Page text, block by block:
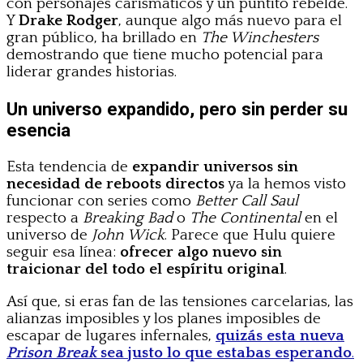
con personajes carismáticos y un puntito rebelde.
YDrake Rodger, aunque algo más nuevo para el
gran público, ha brillado en The Winchesters
demostrando que tiene mucho potencial para
liderar grandes historias.
Un universo expandido, pero sin perder su
esencia
Esta tendencia de expandir universos sin
necesidad de reboots directosya la hemos visto
funcionar con series como Better Call Saul
respecto a Breaking Bado The Continentalen el
universo de John Wick. Parece que Hulu quiere
seguir esa línea: ofrecer algo nuevo sin
traicionar del todo el espíritu original.
Así que, si eras fan de las tensiones carcelarias, las
alianzas imposibles y los planes imposibles de
escapar de lugares infernales, quizás esta nueva
Prison Breaksea justo lo que estabas esperando.